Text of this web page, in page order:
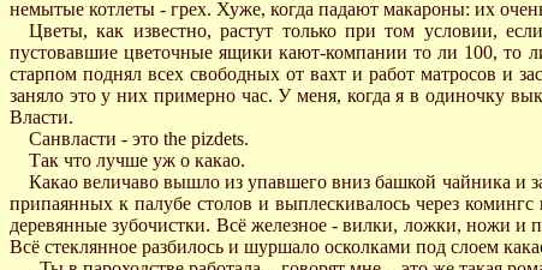
немытые котлеты - грех. Хуже, когда падают макароны: их
Цветы, как известно, растут только при том условии,
пустовавшие цветочные ящики кают-компании то ли 100, то
старпом поднял всех свободных от вахт и работ матросов и
заняло это у них примерно час. У меня, когда я в одиночку
Власти.
Санвласти - это the pizdets.
Так что лучше уж о какао.
Какао величаво вышло из упавшего вниз башкой чайника
припаянных к палубе столов и выплескивалось через
деревянные зубочистки. Всё железное - вилки, ложки, ножи и
Всё стеклянное разбилось и шуршало осколками под слоем